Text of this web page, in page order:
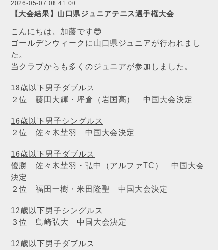
2026-05-07 08:41:00
【大会結果】山口県ジュニアテニス選手権大会
こんにちは。加藤です😎
ゴールデンウィークに山口県ジュニアが行われまし
た。
当クラブからも多くのジュニアが参加しました。
18歳以下男子ダブルス
２位 藤田大輝・坪倉（岩国高） 中国大会決定
16歳以下男子シングルス
２位 佐々木埜羽 中国大会決定
16歳以下男子ダブルス
優勝 佐々木埜羽・弘中（アルファTC） 中国大会
決定
２位 福田一樹・米田隆聖 中国大会決定
12歳以下男子シングルス
３位 島崎弘大 中国大会決定
12歳以下男子ダブルス